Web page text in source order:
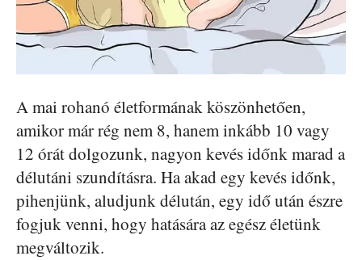
A mai rohanó életformának köszönhetően,
amikor már rég nem 8, hanem inkább 10 vagy
12 órát dolgozunk, nagyon kevés időnk marad a
délutáni szundításra. Ha akad egy kevés időnk,
pihenjünk, aludjunk délután, egy idő után észre
fogjuk venni, hogy hatására az egész életünk
megváltozik.